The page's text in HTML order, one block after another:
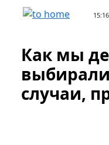
Как мы
случаи,